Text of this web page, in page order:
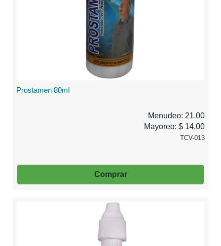
Prostamen 80ml
Menudeo: 21.00
Mayoreo: $ 14.00
TCV-013
Comprar